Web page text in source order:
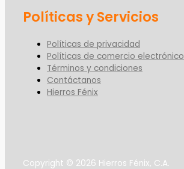
Políticas y Servicios
Políticas de privacidad
Políticas de comercio electrónico
Términos y condiciones
Contáctanos
Hierros Fénix
Copyright © 2026 Hierros Fénix, C.A.